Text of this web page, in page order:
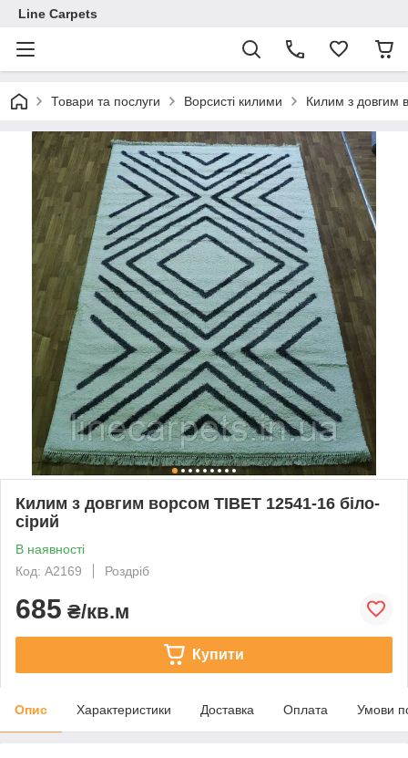
Line Carpets
Товари та послуги Ворсисті килими Килим з довгим
Килим з довгим ворсом TIBET 12541-16 біло-
сірий
В наявності
Код: A2169
Роздріб
685 ₴/кв.м
Купити
Опис Характеристики Доставка Оплата Умови